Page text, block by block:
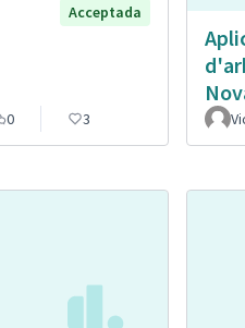
Acceptada
0 3